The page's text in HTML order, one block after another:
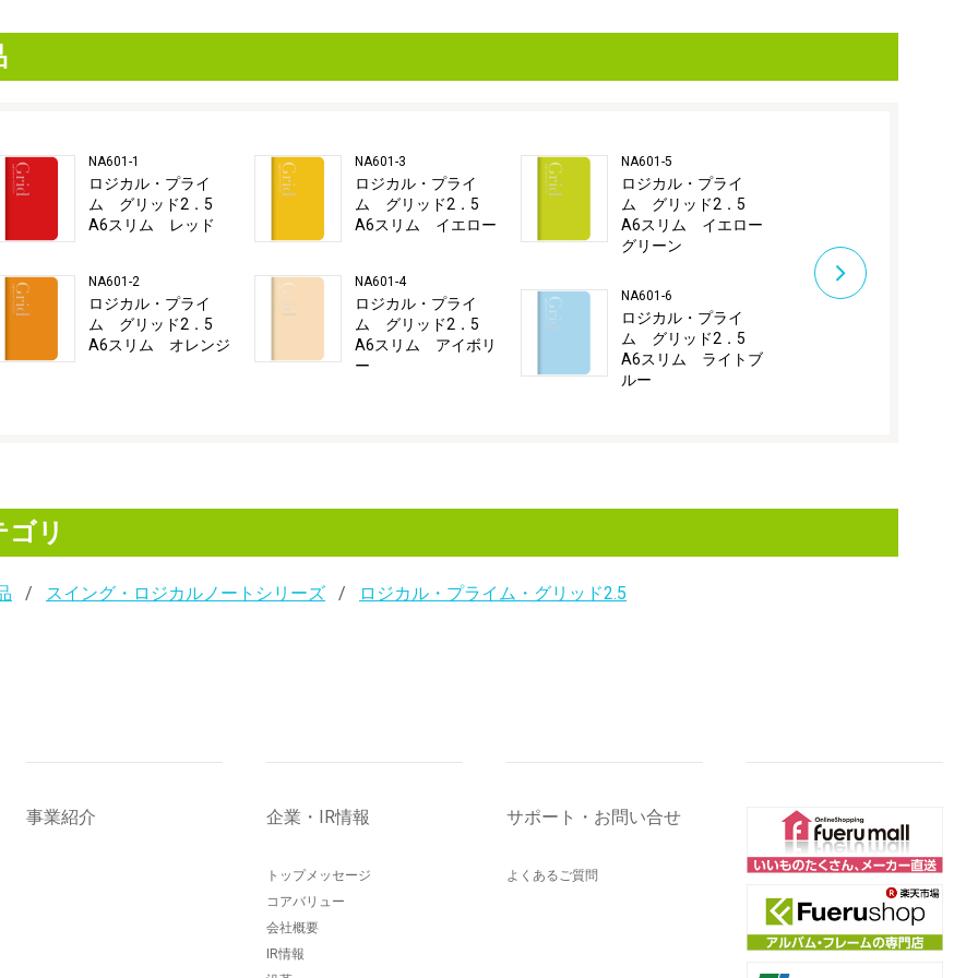
NA601-1
ロジカル・プライ
ム グリッド2．5
A6スリム レッド
NA601-2
ロジカル・プライ
ム グリッド2．5
A6スリム オレンジ
NA601-3
ロジカル・プライ
ム グリッド2．5
A6スリム イエロー
NA601-4
ロジカル・プライ
ム グリッド2．5
A6スリム アイボリ
ー
NA601-5
ロジカル・プライ
ム グリッド2．5
A6スリム イエロー
グリーン
NA601-6
ロジカル・プライ
ム グリッド2．5
A6スリム ライトブ
ルー
リ
スイング・ロジカルノートシリーズ ロジカル・プライム・グリッド2.5
事業紹介 企業・IR情報
トップメッセージ
コアバリュー
会社概要
IR情報
サポート・お問い合せ
よくあるご質問